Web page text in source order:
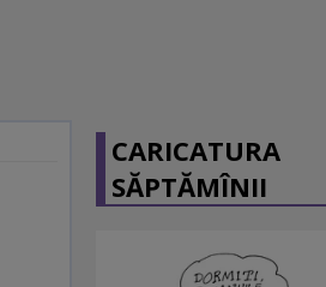
CARICATURA
SĂPTĂMÎNII